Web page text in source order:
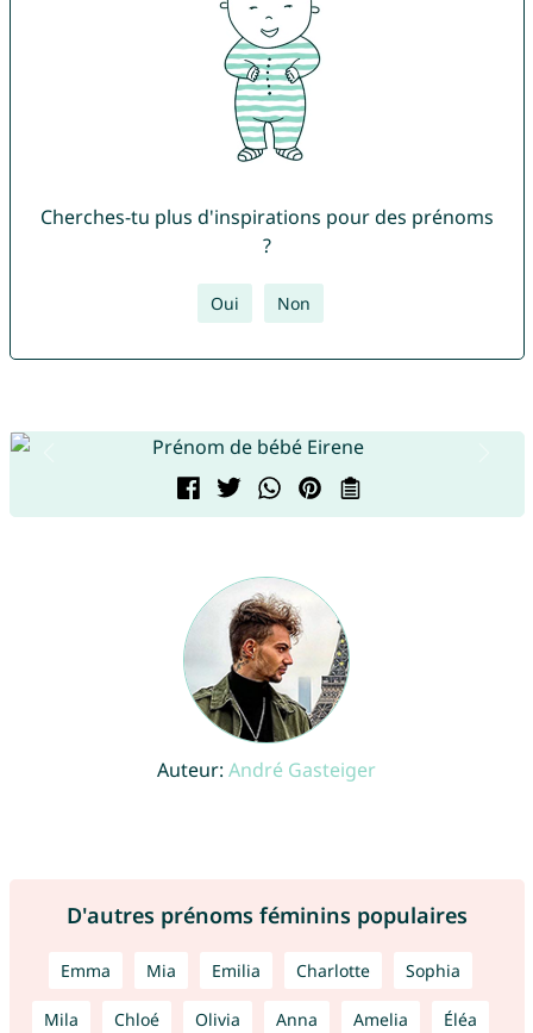
Cherches-tu plus d'inspirations pour des prénoms
?
Oui Non
Auteur: André Gasteiger
D'autres prénoms féminins populaires
Emma Mia Emilia Charlotte Sophia
Mila Chloé Olivia Anna Amelia Éléa